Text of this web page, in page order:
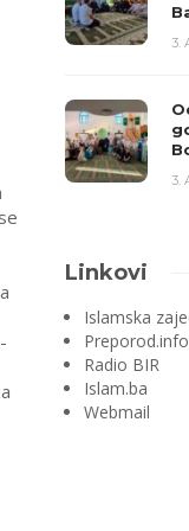
3.
3.
Linkovi
Islamska
Preporod.info
Radio BIR
Islam.ba
Webmail